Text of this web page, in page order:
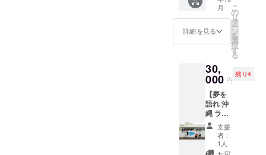
Kのアカ
ウント
放題
PASSに
す。
ご利用
時にお
見せく
ださ
い。
まして
は別途
お願い
しま
ターン
は本人
のみ使
用可能
です。
他人
に譲渡
するこ
とはで
ンのみ
食べ放
りま
す。 ※
増し・
限定
ラーメ
ンにつ
きまし
ては
差額を
お支払
いくだ
れ 福岡
でのみ
使用可
能で
利用に
なれま
せん。
※21年
11/1～
22年
4/30の
半年間
が有効
くとお
得にな
りま
DREAM
SPARK
の初期
ユー
ザーと
して
SNSに
もご招
待させ
【DRE
AMSPA
RKの原
野を開
拓する
年間
ラーメ
ンが食
べ放題
になる
夢の限
定リ
ターン
です。
『月７
月
詳細を見る
こ
の
リ
タ
ー
ン
を
選
択
す
る
30,
000 円
残り4
【夢を
語れ 沖
縄 ラー
メン半
年間食
べ放
題】
支援
者：
1人